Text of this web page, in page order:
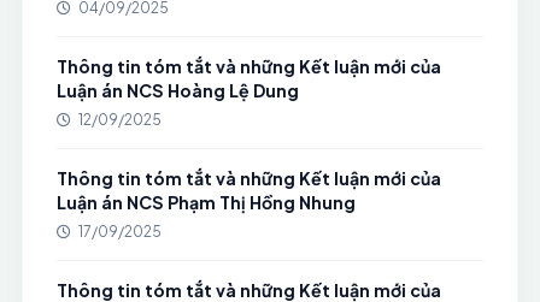
04/09/2025
Thông tin tóm tắt và những Kết luận mới của
Luận án NCS Hoàng Lệ Dung
12/09/2025
Thông tin tóm tắt và những Kết luận mới của
Luận án NCS Phạm Thị Hồng Nhung
17/09/2025
Thông tin tóm tắt và những Kết luận mới của